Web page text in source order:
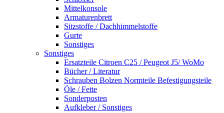
Mittelkonsole
Armaturenbrett
Sitzstoffe / Dachhimmelstoffe
Gurte
Sonstiges
Sonstiges
Ersatzteile Citroen C25 / Peugeot J5/ WoMo
Bücher / Literatur
Schrauben Bolzen Normteile Befestigungsteile
Öle / Fette
Sonderposten
Aufkleber / Sonstiges